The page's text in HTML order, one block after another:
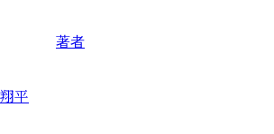
著者
平